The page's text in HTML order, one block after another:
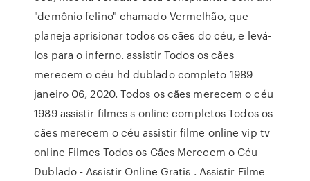
"demônio felino" chamado Vermelhão, que
planeja aprisionar todos os cães do céu, e levá-
los para o inferno. assistir Todos os cães
merecem o céu hd dublado completo 1989
janeiro 06, 2020. Todos os cães merecem o céu
1989 assistir filmes s online completos Todos os
cães merecem o céu assistir filme online vip tv
online Filmes Todos os Cães Merecem o Céu
Dublado - Assistir Online Gratis . Assistir Filme